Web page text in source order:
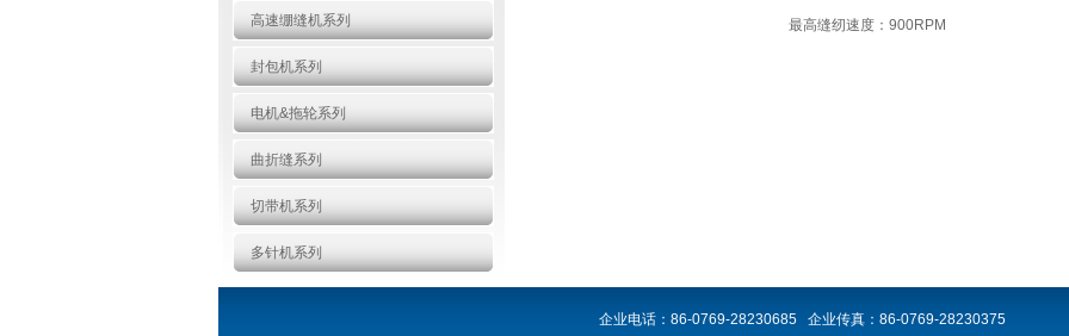
高速绷缝机系列
封包机系列
电机&拖轮系列
曲折缝系列
切带机系列
多针机系列
最高缝纫速度：900RPM
企业电话：86-0769-28230685 企业传真：86-0769-28230375